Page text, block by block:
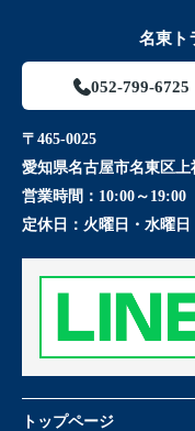
名東ト
052-799-6725
〒465-0025
愛知県名古屋市名東区
営業時間： 10:00～19:00
定休日： 火曜日・水曜日
トップページ